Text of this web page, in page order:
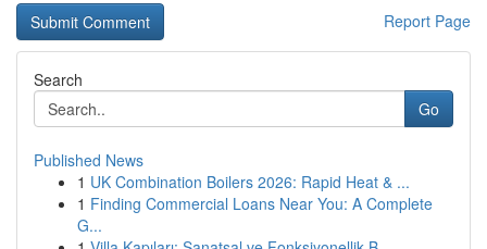
Report Page
Search
Go
Published News
1 UK Combination Boilers 2026: Rapid Heat & ...
1 Finding Commercial Loans Near You: A Complete
G...